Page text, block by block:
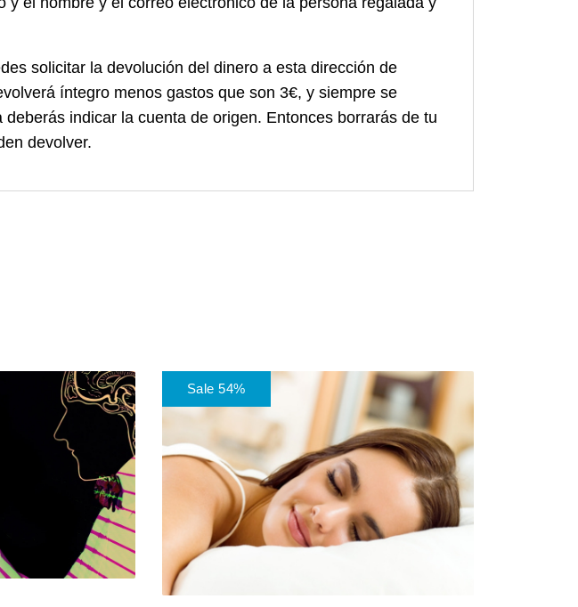
solicitar la devolución del dinero a esta dirección de
íntegro menos gastos que son 3€, y siempre se
indicar la cuenta de origen. Entonces borrarás de tu
devolver.
Sale 54%